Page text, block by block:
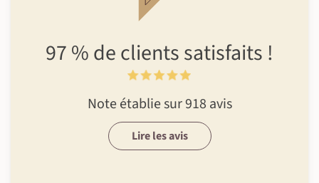
97 %de clientssatisfaits !
Note établie sur 918 avis
Lire les avis